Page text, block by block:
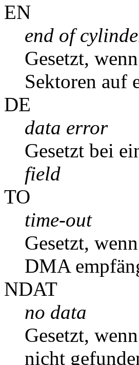
EN
end of
Gesetzt,
Sektoren auf
DE
data error
Gesetzt bei
field
TO
time-out
Gesetzt,
DMA
NDAT
no data
Gesetzt,
nicht